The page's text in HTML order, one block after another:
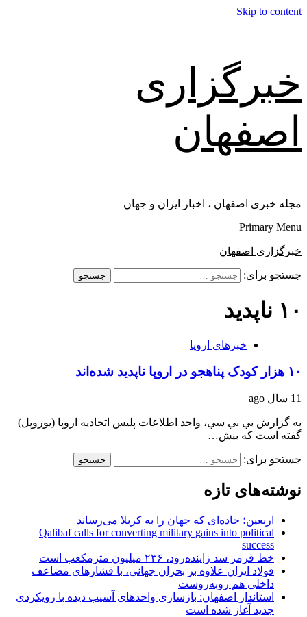
Skip to content
خبرگزاری
اصفهان
مجله خبری اصفهان ، اخبار ایران و جهان
Primary Menu
خبرگزاری اصفهان
جستجو برای:
۱۰ ناپدید
خبرهای اروپا
۱۰ هزار کودک پناهجو در اروپا ناپدید شده‌اند
11 سال ago
به گزارش بي بي سي، واحد اطلاعات پلیس اتحادیه اروپا (یوروپل)
گفته است که بیش…
جستجو برای:
نوشته‌های تازه
اربعین؛ جاده‌ای که جهان را به کربلا می‌رساند
Qalibaf calls for converting military gains into political
success
خط قرمز سد زاینده‌رود، ۲۳۶ میلیون مترمکعب است
فولاد ایران علاوه بر بحران جهانی، با فشارهای مضاعف
داخلی هم روبه‌روست
استاندار اصفهان: بازسازی واحدهای آسیب دیده با رویکردی
جدید آغاز شده است